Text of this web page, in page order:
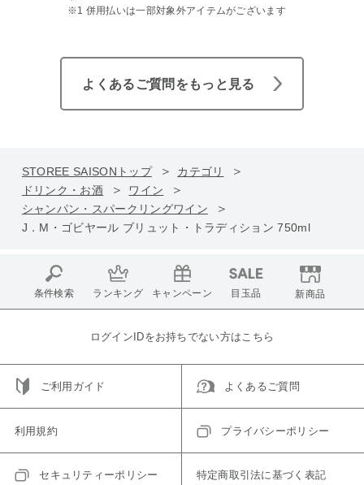
※1 併用払いは一部対象外アイテムがございます
よくあるご質問をもっと見る
STOREE SAISONトップ
カテゴリ
ドリンク・お酒
ワイン
シャンパン・スパークリングワイン
J．M・ゴビヤール ブリュット・トラディション 750ml
条件検索 ランキング キャンペーン 目玉品 新商品
ログインIDをお持ちでない方はこちら
ご利用ガイド よくあるご質問
利用規約 プライバシーポリシー
セキュリティーポリシー 特定商取引法に基づく表記